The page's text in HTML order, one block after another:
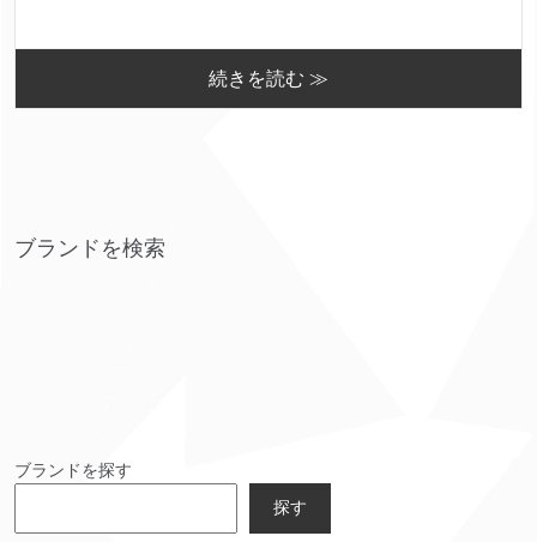
続きを読む ≫
ブランドを検索
ブランドを探す
探す